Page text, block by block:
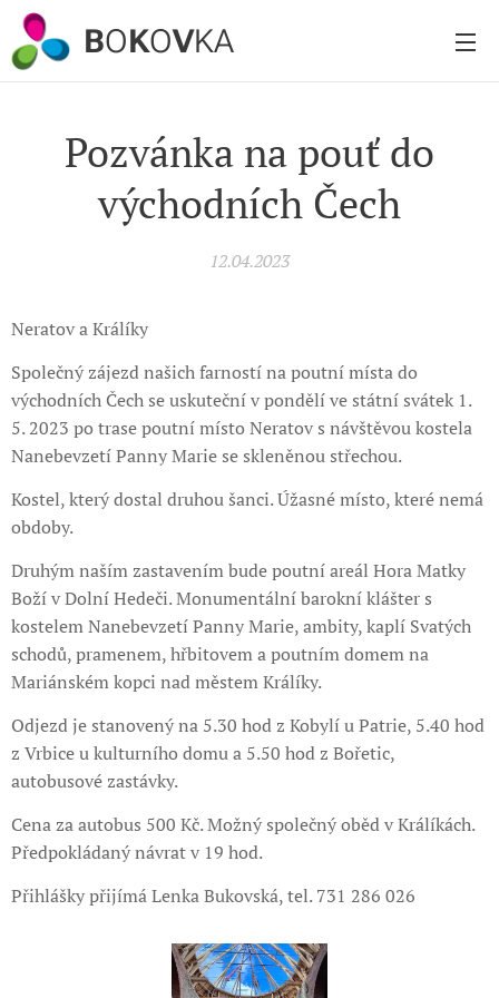
BOKOVKA
Pozvánka na pouť do
východních Čech
12.04.2023
Neratov a Králíky
Společný zájezd našich farností na poutní místa do
východních Čech se uskuteční v pondělí ve státní svátek 1.
5. 2023 po trase poutní místo Neratov s návštěvou kostela
Nanebevzetí Panny Marie se skleněnou střechou.
Kostel, který dostal druhou šanci. Úžasné místo, které nemá
obdoby.
Druhým naším zastavením bude poutní areál Hora Matky
Boží v Dolní Hedeči. Monumentální barokní klášter s
kostelem Nanebevzetí Panny Marie, ambity, kaplí Svatých
schodů, pramenem, hřbitovem a poutním domem na
Mariánském kopci nad městem Králíky.
Odjezd je stanovený na 5.30 hod z Kobylí u Patrie, 5.40 hod
z Vrbice u kulturního domu a 5.50 hod z Bořetic,
autobusové zastávky.
Cena za autobus 500 Kč. Možný společný oběd v Králíkách.
Předpokládaný návrat v 19 hod.
Přihlášky přijímá Lenka Bukovská, tel. 731 286 026